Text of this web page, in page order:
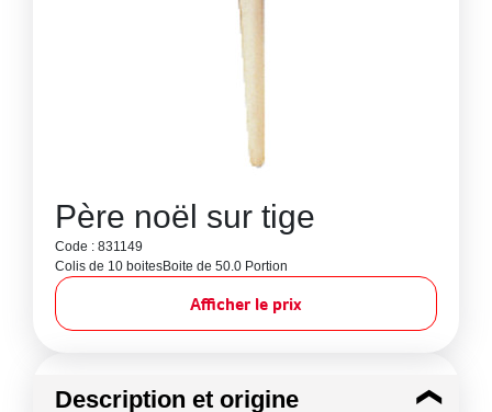
Père noël sur tige
Code : 831149
Colis de 10 boitesBoite de 50.0 Portion
Afficher le prix
Description et origine